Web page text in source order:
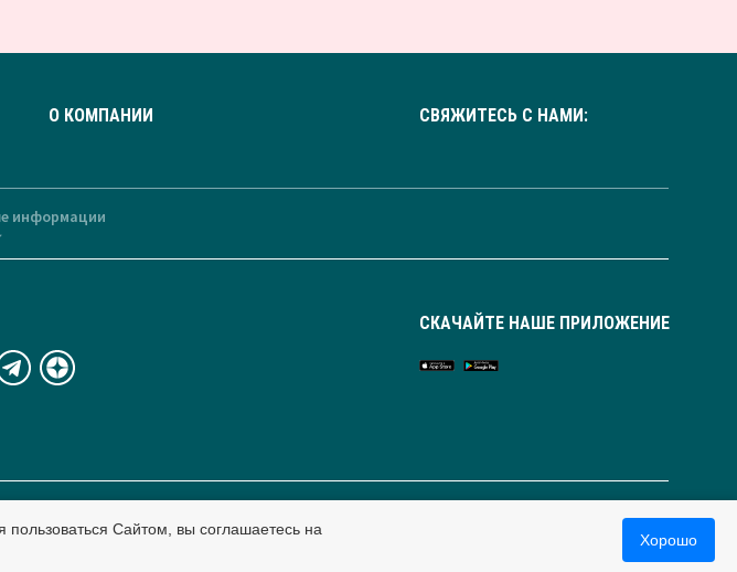
О КОМПАНИИ СВЯЖИТЕСЬ С НАМИ:
информации
СКАЧАЙТЕ НАШЕ ПРИЛОЖЕНИЕ
Россия
Сайтом, вы соглашаетесь на
Хорошо